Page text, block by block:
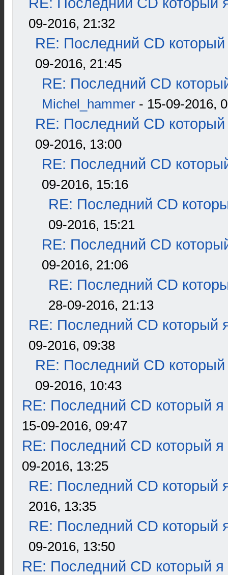
09-2016, 21:32
RE: Последний CD который
09-2016, 21:45
RE: Последний CD
Michel_hammer - 15-09-2016,
RE: Последний CD который
09-2016, 13:00
RE: Последний CD
09-2016, 15:16
RE: Последний CD
09-2016, 15:21
RE: Последний CD
09-2016, 21:06
RE: Последний CD
28-09-2016, 21:13
RE: Последний CD который
09-2016, 09:38
RE: Последний CD который
09-2016, 10:43
RE: Последний CD который я
15-09-2016, 09:47
RE: Последний CD который я
09-2016, 13:25
RE: Последний CD который
2016, 13:35
RE: Последний CD который
09-2016, 13:50
RE: Последний CD который я